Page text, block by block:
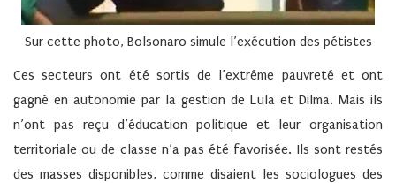
Sur cette photo, Bolsonaro simule l’exécution des pétistes
Ces secteurs ont été sortis de l’extrême pauvreté et ont
gagné en autonomie par la gestion de Lula et Dilma. Mais ils
n’ont pas reçu d’éducation politique et leur organisation
territoriale ou de classe n’a pas été favorisée. Ils sont restés
des masses disponibles, comme disaient les sociologues des